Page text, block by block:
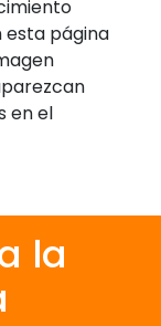
esta página
en el
la